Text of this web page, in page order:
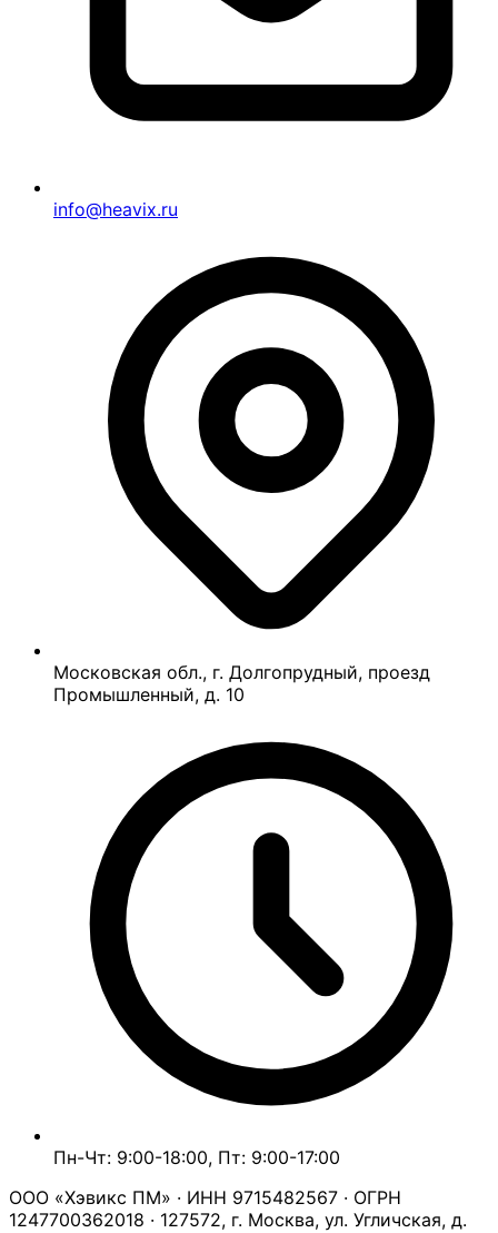
info@heavix.ru
Московская обл., г. Долгопрудный, проезд
Промышленный, д. 10
Пн-Чт: 9:00-18:00, Пт: 9:00-17:00
ООО «Хэвикс ПМ» · ИНН 9715482567 · ОГРН
1247700362018 · 127572, г. Москва, ул. Угличская, д.